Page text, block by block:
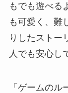
もでも遊べる
も可愛く、難
りしたストー
人でも安心し
「ゲームの